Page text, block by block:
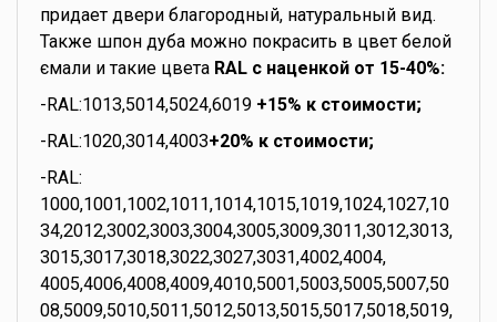
придает двери благородный, натуральный вид.
Также шпон дуба можно покрасить в цвет белой
ємали и такие цвета RAL с наценкой от 15-40%:
-RAL:1013,5014,5024,6019 +15% к стоимости;
-RAL:1020,3014,4003+20% к стоимости;
-RAL:
1000,1001,1002,1011,1014,1015,1019,1024,1027,10
34,2012,3002,3003,3004,3005,3009,3011,3012,3013,
3015,3017,3018,3022,3027,3031,4002,4004,
4005,4006,4008,4009,4010,5001,5003,5005,5007,50
08,5009,5010,5011,5012,5013,5015,5017,5018,5019,